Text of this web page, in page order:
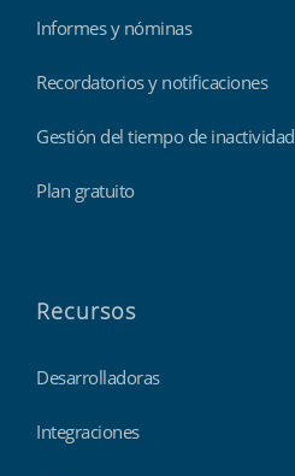
Informes y nóminas
Recordatorios y notificaciones
Gestión del tiempo de inactividad
Plan gratuito
Recursos
Desarrolladoras
Integraciones